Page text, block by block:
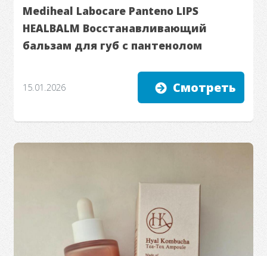
Mediheal Labocare Panteno LIPS
HEALBALM Восстанавливающий
бальзам для губ с пантенолом
15.01.2026 Смотреть